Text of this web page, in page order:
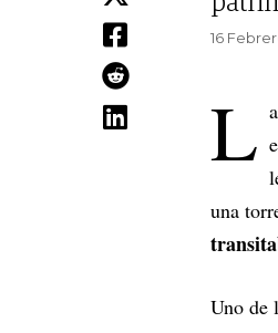
16
L
una
Uno de